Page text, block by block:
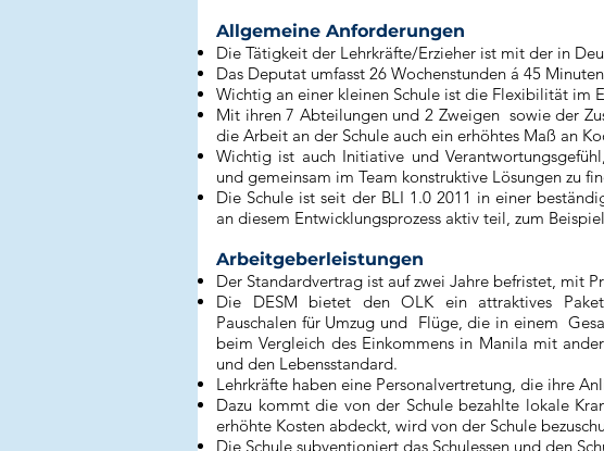
Allgemeine Anforderungen
Die Tätigkeit der Lehrkräfte/Erzieher ist mit der in
Das Deputat umfasst 26 Wochenstunden á 45
Wichtig an einer kleinen Schule ist die Flexibilität im
Mit ihren 7 Abteilungen und 2 Zweigen sowie der
die Arbeit an der Schule auch ein erhöhtes Maß an
Wichtig ist auch Initiative und
und gemeinsam im Team konstruktive Lösungen zu
Die Schule ist seit der BLI 1.0 2011 in einer
an diesem Entwicklungsprozess aktiv teil, zum
Arbeitgeberleistungen
Der Standardvertrag ist auf zwei Jahre befristet, mit
Die DESM bietet den OLK ein attraktives
Pauschalen für Umzug und Flüge, die in einem
beim Vergleich des Einkommens in Manila mit
und den Lebensstandard.
Lehrkräfte haben eine Personalvertretung, die ihre
Dazu kommt die von der Schule bezahlte lokale
erhöhte Kosten abdeckt, wird von der Schule
Die Schule subventioniert das Schulessen und den